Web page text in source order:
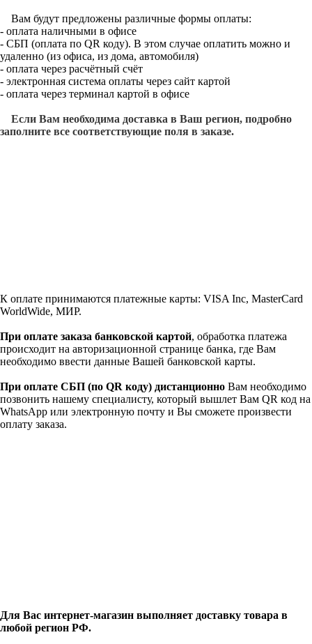
Вам будут предложены различные формы оплаты:
- оплата наличными в офисе
- СБП (оплата по QR коду). В этом случае оплатить можно и
удаленно (из офиса, из дома, автомобиля)
- оплата через расчётный счёт
- электронная система оплаты через сайт картой
- оплата через терминал картой в офисе
Если Вам необходима доставка в Ваш регион, подробно
заполните все соответствующие поля в заказе.
К оплате принимаются платежные карты: VISA Inc, MasterCard
WorldWide, МИР.
При оплате заказа банковской картой, обработка платежа
происходит на авторизационной странице банка, где Вам
необходимо ввести данные Вашей банковской карты.
При оплате СБП (по QR коду) дистанционно Вам необходимо
позвонить нашему специалисту, который вышлет Вам QR код на
WhatsApp или электронную почту и Вы сможете произвести
оплату заказа.
Для Вас интернет-магазин выполняет доставку товара в
любой регион РФ.